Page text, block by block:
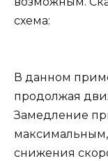
схема:
В данном
продолжая
Замедление
максимальным,
снижения